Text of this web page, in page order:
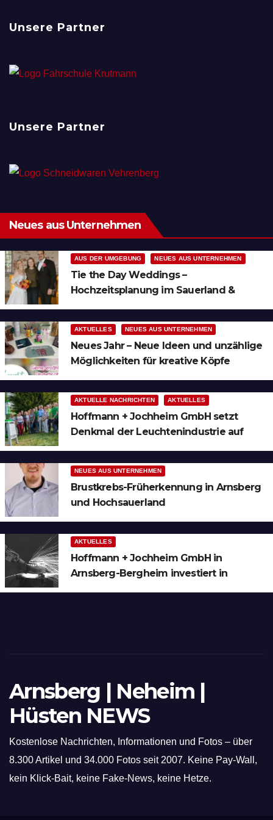
Unsere Partner
Unsere Partner
Neues aus Unternehmen
AUS DER UMGEBUNG NEUES AUS UNTERNEHMEN
Tie the Day Weddings –
Hochzeitsplanung im Sauerland &
AKTUELLES NEUES AUS UNTERNEHMEN
Neues Jahr – Neue Ideen und unzählige
Möglichkeiten für kreative Köpfe
AKTUELLE NACHRICHTEN AKTUELLES
Hoffmann + Jochheim GmbH setzt
Denkmal der Leuchtenindustrie auf
NEUES AUS UNTERNEHMEN
Brustkrebs-Früherkennung in Arnsberg
und Hochsauerland
AKTUELLES
Hoffmann + Jochheim GmbH in
Arnsberg-Bergheim investiert in
Arnsberg | Neheim |
Hüsten NEWS
Kostenlose Nachrichten, Informationen und Fotos – über
8.300 Artikel und 34.000 Fotos seit 2007. Keine Pay-Wall,
kein Klick-Bait, keine Fake-News, keine Hetze.